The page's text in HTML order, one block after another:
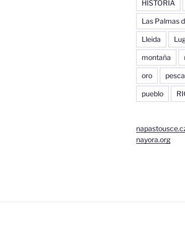
HISTORIA
Las Palmas
Lleida
montaña
oro pesca
pueblo
nayora.org